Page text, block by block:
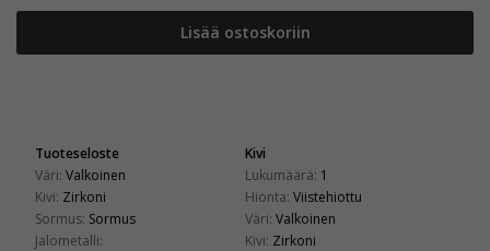
Lisää ostoskoriin
Tuoteseloste
Väri: Valkoinen
Kivi: Zirkoni
Sormus: Sormus
Jalometalli:
Kivi
Lukumäärä: 1
Hionta: Viistehiottu
Väri: Valkoinen
Kivi: Zirkoni